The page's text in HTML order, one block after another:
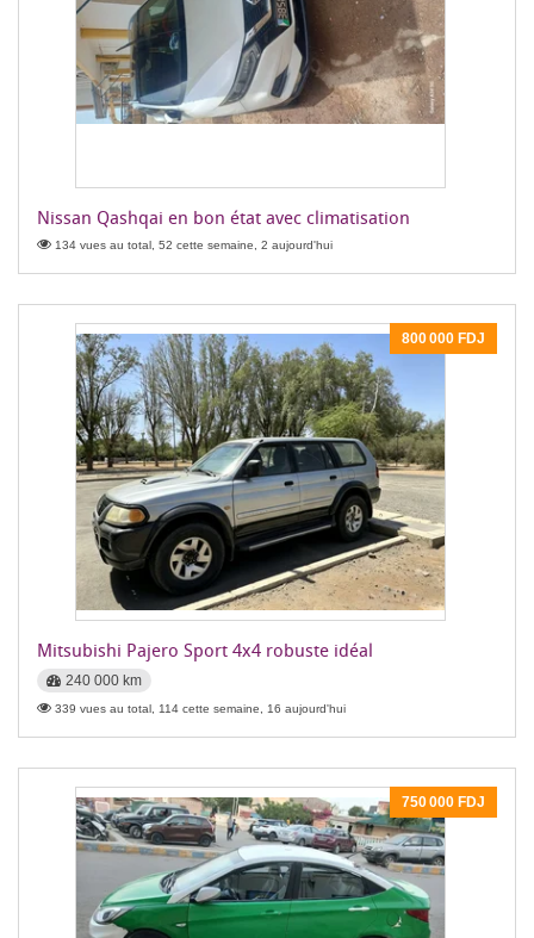
Nissan Qashqai en bon état avec climatisation
134 vues au total, 52 cette semaine, 2 aujourd'hui
800 000 FDJ
Mitsubishi Pajero Sport 4x4 robuste idéal
240 000 km
339 vues au total, 114 cette semaine, 16 aujourd'hui
750 000 FDJ